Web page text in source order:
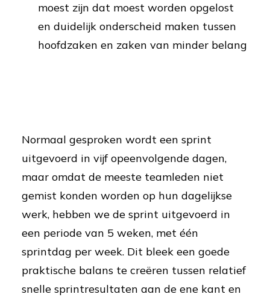
moest zijn dat moest worden opgelost
en duidelijk onderscheid maken tussen
hoofdzaken en zaken van minder belang
Normaal gesproken wordt een sprint
uitgevoerd in vijf opeenvolgende dagen,
maar omdat de meeste teamleden niet
gemist konden worden op hun dagelijkse
werk, hebben we de sprint uitgevoerd in
een periode van 5 weken, met één
sprintdag per week. Dit bleek een goede
praktische balans te creëren tussen relatief
snelle sprintresultaten aan de ene kant en